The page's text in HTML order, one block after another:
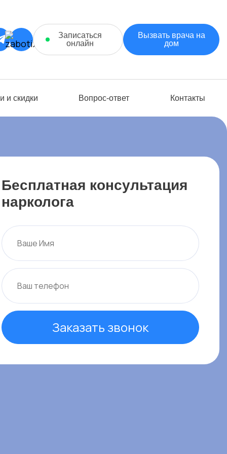
Записаться
онлайн
Вызвать врача на
дом
и скидки Вопрос-ответ Контакты
Бесплатная консультация
нарколога
Заказать звонок